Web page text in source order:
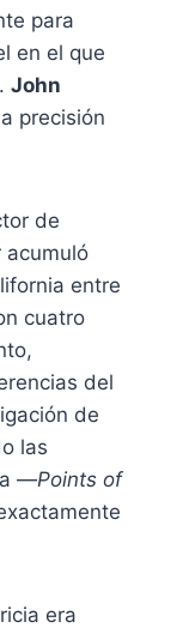
para
en el que
John
precisión
de
acumuló
entre
cuatro
del
de
las
—Points of
era